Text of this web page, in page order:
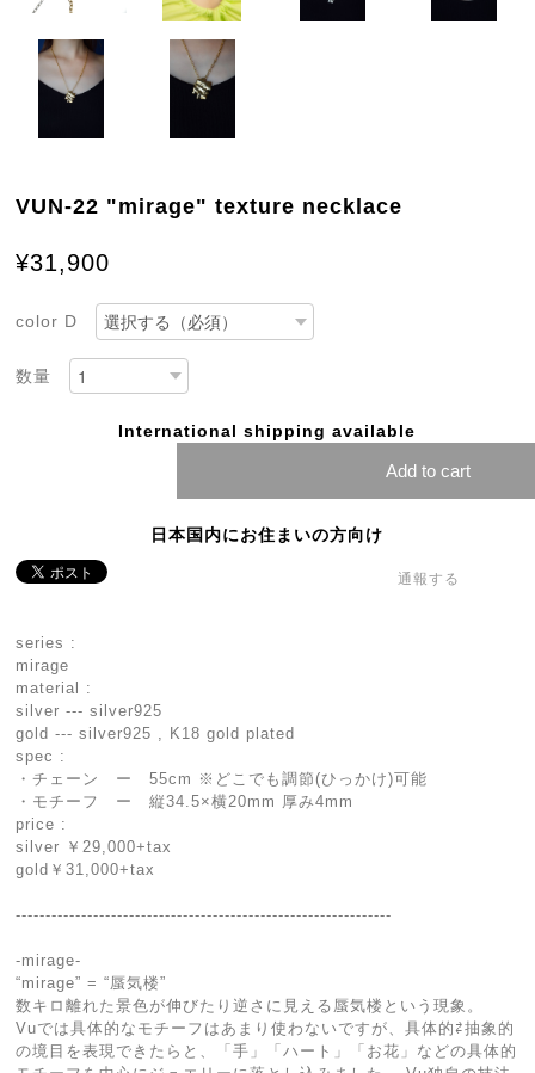
VUN-22 "mirage" texture necklace
¥31,900
color D
数量
International shipping available
Add to cart
日本国内にお住まいの方向け
通報する
series :
mirage
material :
silver --- silver925
gold --- silver925 , K18 gold plated
spec :
・チェーン ー 55cm ※どこでも調節(ひっかけ)可能
・モチーフ ー 縦34.5×横20mm 厚み4mm
price :
silver ￥29,000+tax
gold￥31,000+tax
---------------------------------------------------------------
-mirage-
“mirage” = “蜃気楼”
数キロ離れた景色が伸びたり逆さに見える蜃気楼という現象。
Vuでは具体的なモチーフはあまり使わないですが、具体的⇄抽象的
の境目を表現できたらと、「手」「ハート」「お花」などの具体的